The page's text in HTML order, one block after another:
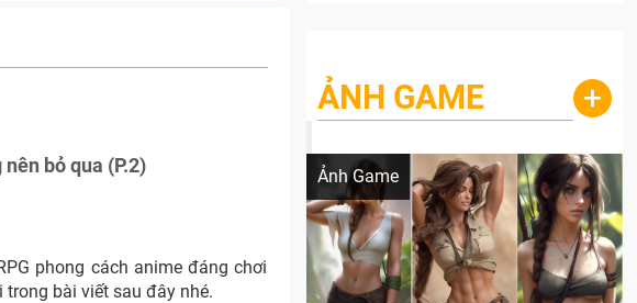
bỏ qua (P.2)
phong cách anime đáng chơi
bài viết sau đây nhé.
ẢNH GAME +
Ảnh Game
Lala Croft vừa nóng vừa xinh dưới nét vẽ